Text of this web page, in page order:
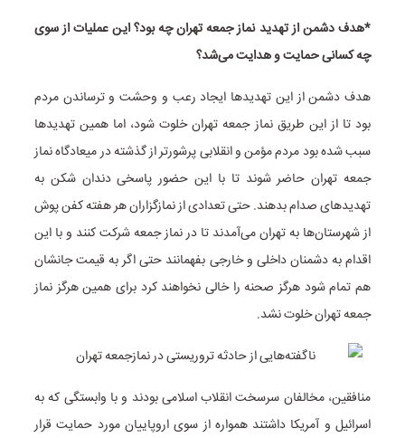
*هدف دشمن از تهدید نماز جمعه تهران چه بود؟ این عملیات از سوی
چه کسانی حمایت و هدایت می‌شد؟
هدف دشمن از این تهدیدها ایجاد رعب و وحشت و ترساندن مردم
بود تا از این طریق نماز جمعه تهران خلوت شود، اما همین تهدیدها
سبب شده بود مردم مؤمن و انقلابی پرشورتر از گذشته در میعادگاه نماز
جمعه تهران حاضر شوند تا با این حضور پاسخی دندان شکن به
تهدیدهای صدام بدهند. حتی تعدادی از نمازگزاران هر هفته کفن پوش
از شهرستان‌ها به تهران می‌آمدند تا در نماز جمعه شرکت کنند و با این
اقدام به دشمنان داخلی و خارجی بفهمانند حتی اگر به قیمت جانشان
هم تمام شود هرگز صحنه را خالی نخواهند کرد برای همین هرگز نماز
جمعه تهران خلوت نشد.
منافقین، مخالفان سرسخت انقلاب اسلامی بودند و با وابستگی که به
اسرائیل و آمریکا داشتند همواره از سوی اروپاییان مورد حمایت قرار